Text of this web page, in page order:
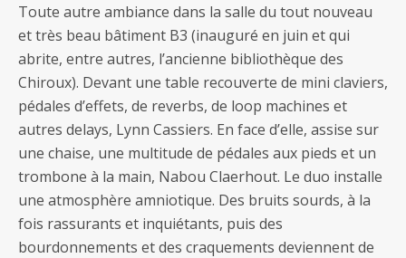
Toute autre ambiance dans la salle du tout nouveau
et très beau bâtiment B3 (inauguré en juin et qui
abrite, entre autres, l’ancienne bibliothèque des
Chiroux). Devant une table recouverte de mini claviers,
pédales d’effets, de reverbs, de loop machines et
autres delays, Lynn Cassiers. En face d’elle, assise sur
une chaise, une multitude de pédales aux pieds et un
trombone à la main, Nabou Claerhout. Le duo installe
une atmosphère amniotique. Des bruits sourds, à la
fois rassurants et inquiétants, puis des
bourdonnements et des craquements deviennent de